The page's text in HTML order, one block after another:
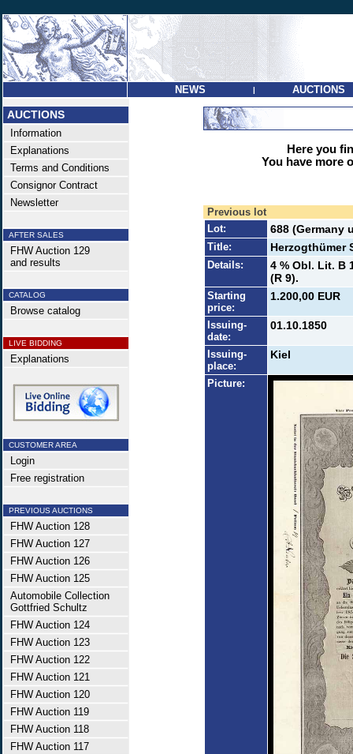
NEWS | AUCTIONS
AUCTIONS
Information
Explanations
Terms and Conditions
Consignor Contract
Newsletter
AFTER SALES
FHW Auction 129
and results
CATALOG
Browse catalog
LIVE BIDDING
Explanations
CUSTOMER AREA
Login
Free registration
PREVIOUS AUCTIONS
FHW Auction 128
FHW Auction 127
FHW Auction 126
FHW Auction 125
Automobile Collection
Gottfried Schultz
FHW Auction 124
FHW Auction 123
FHW Auction 122
FHW Auction 121
FHW Auction 120
FHW Auction 119
FHW Auction 118
FHW Auction 117
Here you
You have more
Previous lot
Lot:
688 (Germany
Title: Herzogthümer
Details:
4 % Obl. Lit. B
(R 9).
Starting
price:
1.200,00 EUR
Issuing-
date:
01.10.1850
Issuing-
place:
Kiel
Picture: